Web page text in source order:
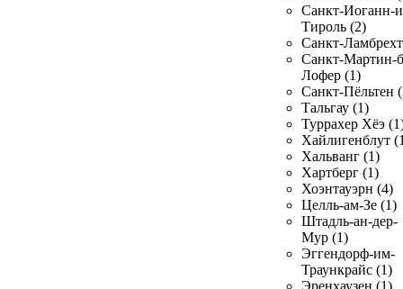
Санкт-Иоганн-
Тироль (2)
Санкт-
Санкт-Мартин-
Лофер (1)
Санкт-Пёльтен
Тальгау (1)
Туррахер Хёэ
Хайлигенблут
Хальванг (1)
Хартберг (1)
Хоэнтауэрн (4)
Целль-ам-Зе (1)
Штадль-ан-дер-
Мур (1)
Эггендорф-им-
Траункрайс (1)
Эренхаузен (1)